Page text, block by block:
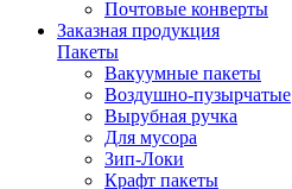
Почтовые конверты
Заказная продукция
Пакеты
Вакуумные пакеты
Воздушно-пузырчатые
Вырубная ручка
Для мусора
Зип-Локи
Крафт пакеты